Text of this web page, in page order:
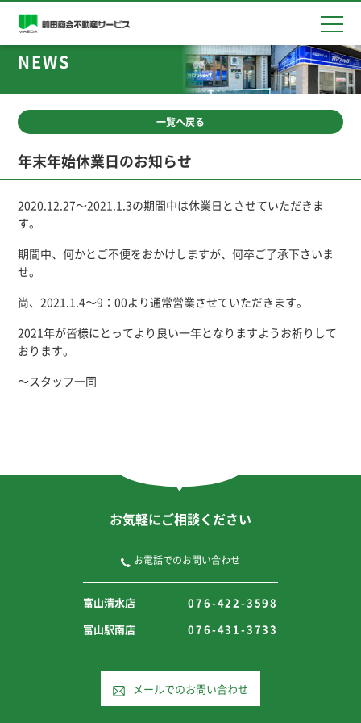
買いたい
借りたい
売りたい
富山清水店 076-422-3598
富山清水店
富山駅南店
NEWS
一覧へ戻る
年末年始休業日のお知らせ
2020.12.27～2021.1.3の期間中は休業日とさせていただきま
す。
期間中、何かとご不便をおかけしますが、何卒ご了承下さいま
せ。
尚、2021.1.4～9：00より通常営業させていただきます。
2021年が皆様にとってより良い一年となりますようお祈りして
おります。
～スタッフ一同
お気軽にご相談ください
お電話でのお問い合わせ
富山清水店
076-422-3598
富山駅南店
076-431-3733
メールでのお問い合わせ